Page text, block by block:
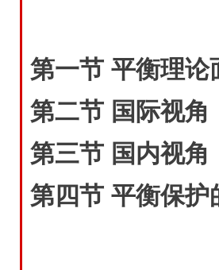
第一节 平衡理论
第二节 国际视角
第三节 国内视角
第四节 平衡保护